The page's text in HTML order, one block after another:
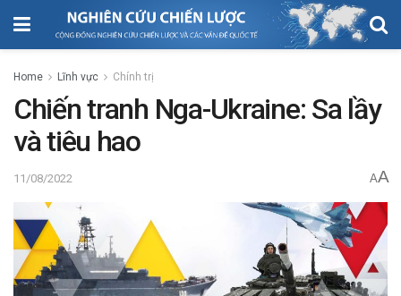
Home Lĩnh vực Chính trị
Chiến tranh Nga-Ukraine: Sa lầy
và tiêu hao
11/08/2022 AA